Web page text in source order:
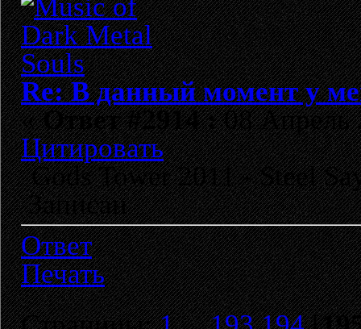
Re: В данный момент у
«Ответ #2914 :08 Апрель
Цитировать
Gods Tower 2011 - Steel
Записан
Ответ
Печать